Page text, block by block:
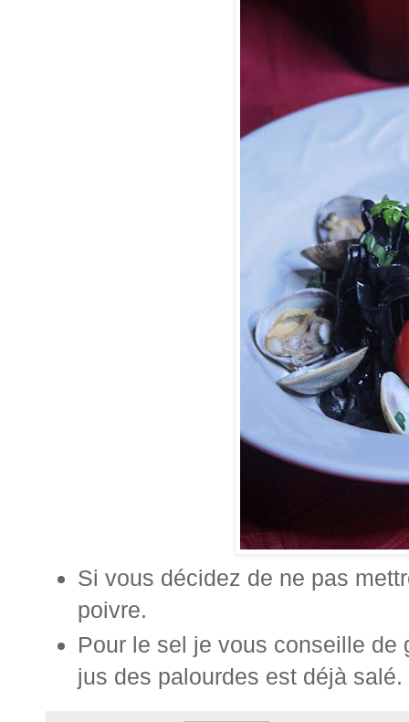
Si vous décidez de ne pas
poivre.
Pour le sel je vous conseille de
jus des palourdes est déjà salé.